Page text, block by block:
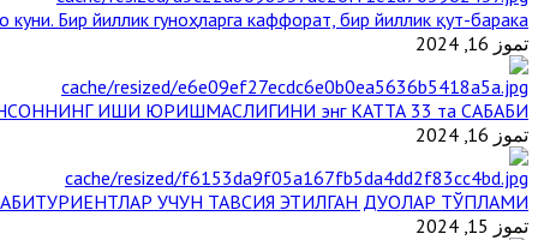
Бир йиллик гуноҳларга каффорат, бир йиллик қут-барака
تموز 16, 2024
ИШИ ЮРИШМАСЛИГИНИ энг КАТТА 33 та САБАБИ
تموز 16, 2024
АБИТУРИЕНТЛАР УЧУН ТАВСИЯ ЭТИЛГАН ДУОЛАР ТЎПЛАМИ
تموز 15, 2024